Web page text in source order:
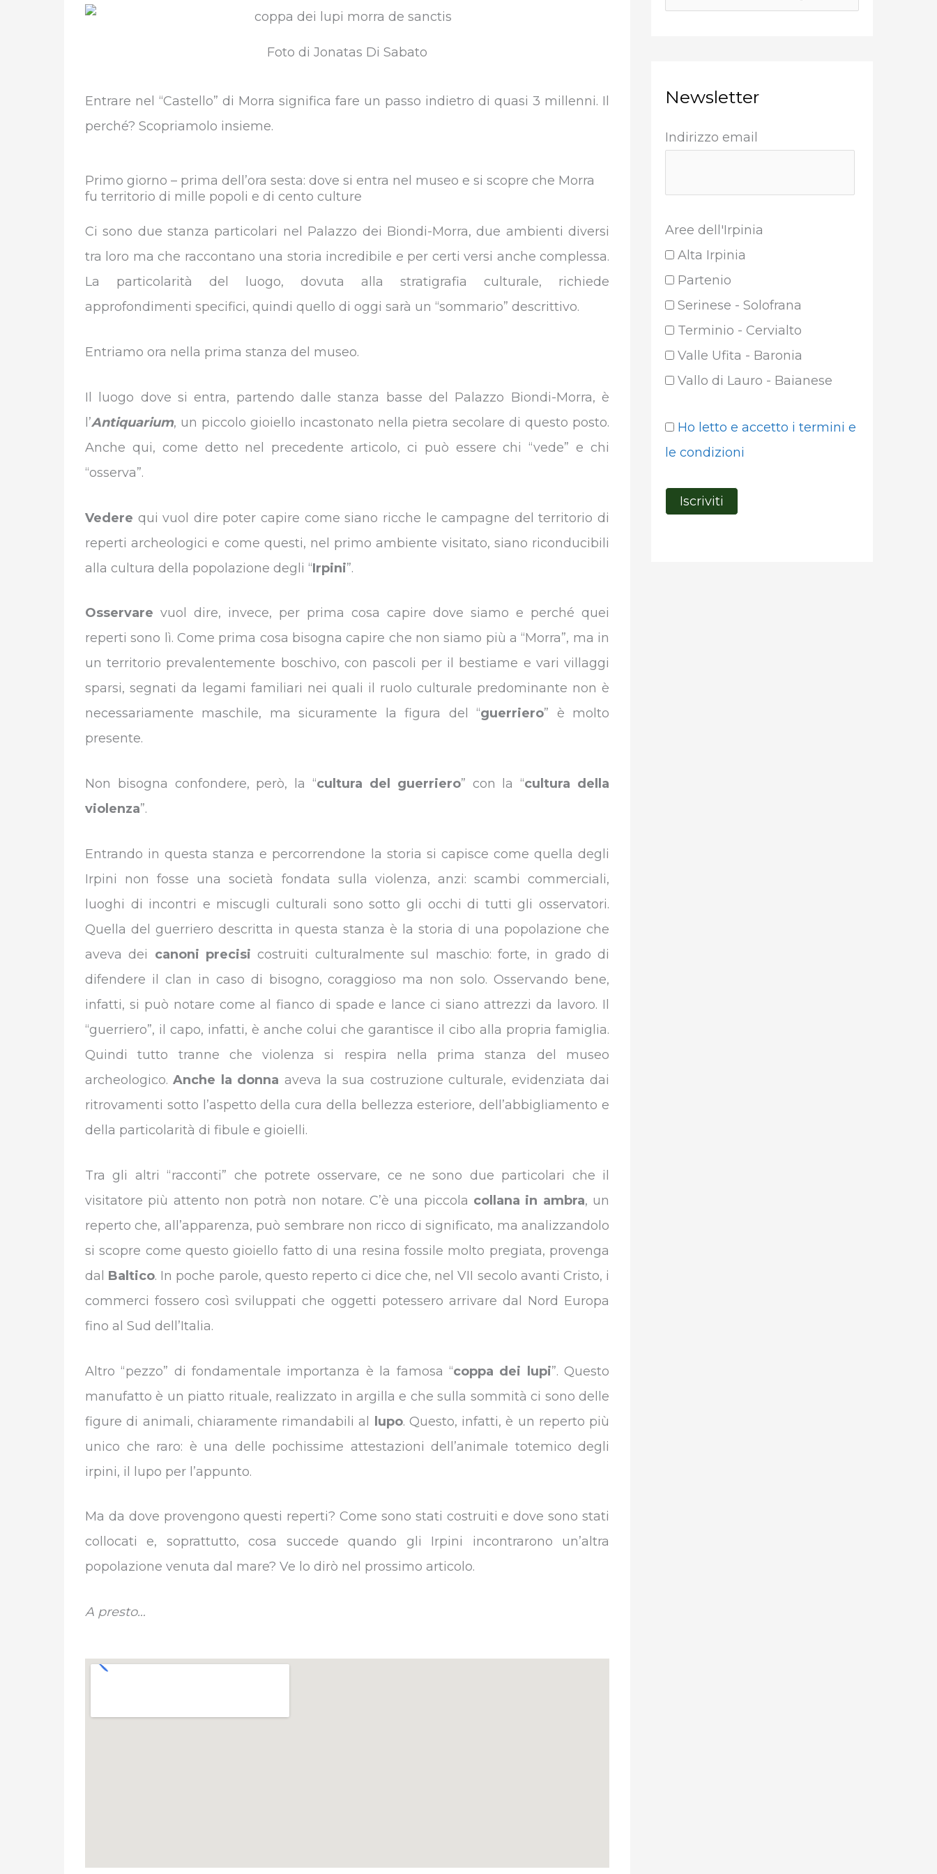
o
o
e
r
d
I
A
p
r
a
m
b
r
Foto di Jonatas Di Sabato
Entrare nel “Castello” di Morra significa fare un passo indietro di quasi 3 millenni. Il
perché? Scopriamolo insieme.
Primo giorno – prima dell’ora sesta: dove si entra nel museo e si scopre che Morra
fu territorio di mille popoli e di cento culture
Ci sono due stanza particolari nel Palazzo dei Biondi-Morra, due ambienti diversi
tra loro ma che raccontano una storia incredibile e per certi versi anche complessa.
La particolarità del luogo, dovuta alla stratigrafia culturale, richiede
approfondimenti specifici, quindi quello di oggi sarà un “sommario” descrittivo.
Entriamo ora nella prima stanza del museo.
Il luogo dove si entra, partendo dalle stanza basse del Palazzo Biondi-Morra, è
l’Antiquarium, un piccolo gioiello incastonato nella pietra secolare di questo posto.
Anche qui, come detto nel precedente articolo, ci può essere chi “vede” e chi
“osserva”.
Vedere qui vuol dire poter capire come siano ricche le campagne del territorio di
reperti archeologici e come questi, nel primo ambiente visitato, siano riconducibili
alla cultura della popolazione degli “Irpini”.
Osservare vuol dire, invece, per prima cosa capire dove siamo e perché quei
reperti sono lì. Come prima cosa bisogna capire che non siamo più a “Morra”, ma in
un territorio prevalentemente boschivo, con pascoli per il bestiame e vari villaggi
sparsi, segnati da legami familiari nei quali il ruolo culturale predominante non è
necessariamente maschile, ma sicuramente la figura del “guerriero” è molto
presente.
Non bisogna confondere, però, la “cultura del guerriero” con la “cultura della
violenza”.
Entrando in questa stanza e percorrendone la storia si capisce come quella degli
Irpini non fosse una società fondata sulla violenza, anzi: scambi commerciali,
luoghi di incontri e miscugli culturali sono sotto gli occhi di tutti gli osservatori.
Quella del guerriero descritta in questa stanza è la storia di una popolazione che
aveva dei canoni precisi costruiti culturalmente sul maschio: forte, in grado di
difendere il clan in caso di bisogno, coraggioso ma non solo. Osservando bene,
infatti, si può notare come al fianco di spade e lance ci siano attrezzi da lavoro. Il
“guerriero”, il capo, infatti, è anche colui che garantisce il cibo alla propria famiglia.
Quindi tutto tranne che violenza si respira nella prima stanza del museo
archeologico. Anche la donna aveva la sua costruzione culturale, evidenziata dai
ritrovamenti sotto l’aspetto della cura della bellezza esteriore, dell’abbigliamento e
della particolarità di fibule e gioielli.
Tra gli altri “racconti” che potrete osservare, ce ne sono due particolari che il
visitatore più attento non potrà non notare. C’è una piccola collana in ambra, un
reperto che, all’apparenza, può sembrare non ricco di significato, ma analizzandolo
si scopre come questo gioiello fatto di una resina fossile molto pregiata, provenga
dal Baltico. In poche parole, questo reperto ci dice che, nel VII secolo avanti Cristo, i
commerci fossero così sviluppati che oggetti potessero arrivare dal Nord Europa
fino al Sud dell’Italia.
Altro “pezzo” di fondamentale importanza è la famosa “coppa dei lupi”. Questo
manufatto è un piatto rituale, realizzato in argilla e che sulla sommità ci sono delle
figure di animali, chiaramente rimandabili al lupo. Questo, infatti, è un reperto più
unico che raro: è una delle pochissime attestazioni dell’animale totemico degli
irpini, il lupo per l’appunto.
Ma da dove provengono questi reperti? Come sono stati costruiti e dove sono stati
collocati e, soprattutto, cosa succede quando gli Irpini incontrarono un’altra
popolazione venuta dal mare? Ve lo dirò nel prossimo articolo.
A presto…
Newsletter
Indirizzo email
Aree dell'Irpinia
Alta Irpinia
Partenio
Serinese - Solofrana
Terminio - Cervialto
Valle Ufita - Baronia
Vallo di Lauro - Baianese
Ho letto e accetto i termini e
le condizioni